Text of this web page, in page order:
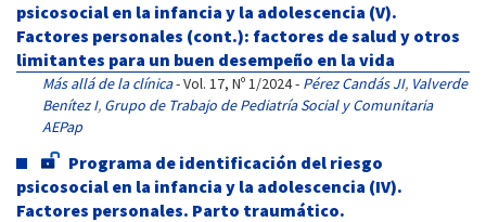
psicosocial en la infancia y la adolescencia (V).
Factores personales (cont.): factores de salud y otros
limitantes para un buen desempeño en la vida
Más allá de la clínica- Vol. 17, Nº 1/2024 - Pérez Candás JI, Valverde
Benítez I, Grupo de Trabajo de Pediatría Social y Comunitaria
AEPap
Programa de identificación del riesgo
psicosocial en la infancia y la adolescencia (IV).
Factores personales. Parto traumático.